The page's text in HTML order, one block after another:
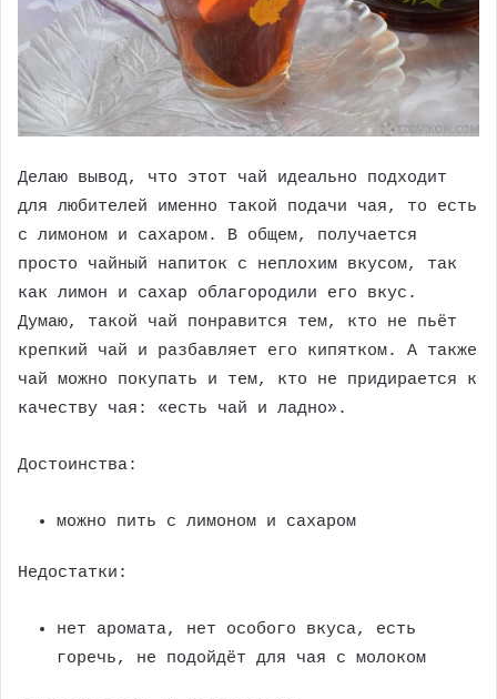
Делаю вывод, что этот чай идеально подходит
для любителей именно такой подачи чая, то есть
с лимоном и сахаром. В общем, получается
просто чайный напиток с неплохим вкусом, так
как лимон и сахар облагородили его вкус.
Думаю, такой чай понравится тем, кто не пьёт
крепкий чай и разбавляет его кипятком. А также
чай можно покупать и тем, кто не придирается к
качеству чая: «есть чай и ладно».
Достоинства:
можно пить с лимоном и сахаром
Недостатки:
нет аромата, нет особого вкуса, есть
горечь, не подойдёт для чая с молоком